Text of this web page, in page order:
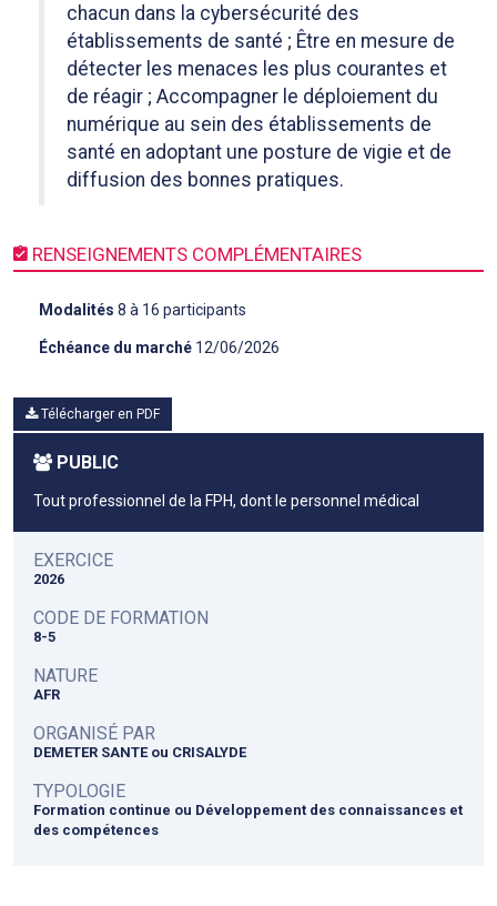
chacun dans la cybersécurité des
établissements de santé ; Être en mesure de
détecter les menaces les plus courantes et
de réagir ; Accompagner le déploiement du
numérique au sein des établissements de
santé en adoptant une posture de vigie et de
diffusion des bonnes pratiques.
RENSEIGNEMENTS COMPLÉMENTAIRES
Modalités 8 à 16 participants
Échéance du marché 12/06/2026
Télécharger en PDF
PUBLIC
Tout professionnel de la FPH, dont le personnel médical
EXERCICE
2026
CODE DE FORMATION
8-5
NATURE
AFR
ORGANISÉ PAR
DEMETER SANTE ou CRISALYDE
TYPOLOGIE
Formation continue ou Développement des connaissances et
des compétences